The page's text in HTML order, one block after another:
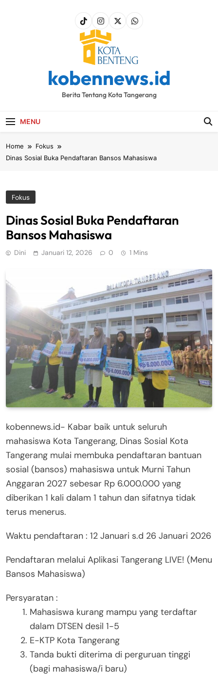
kobennews.id
Berita Tentang Kota Tangerang
MENU
Home
Fokus
Dinas Sosial Buka Pendaftaran Bansos Mahasiswa
Fokus
Dinas Sosial Buka Pendaftaran
Bansos Mahasiswa
Dini Januari 12, 2026 0 1 Mins
kobennews.id- Kabar baik untuk seluruh
mahasiswa Kota Tangerang, Dinas Sosial Kota
Tangerang mulai membuka pendaftaran bantuan
sosial (bansos) mahasiswa untuk Murni Tahun
Anggaran 2027 sebesar Rp 6.000.000 yang
diberikan 1 kali dalam 1 tahun dan sifatnya tidak
terus menerus.
Waktu pendaftaran : 12 Januari s.d 26 Januari 2026
Pendaftaran melalui Aplikasi Tangerang LIVE! (Menu
Bansos Mahasiswa)
Persyaratan :
Mahasiswa kurang mampu yang terdaftar
dalam DTSEN desil 1-5
E-KTP Kota Tangerang
Tanda bukti diterima di perguruan tinggi
(bagi mahasiswa/i baru)